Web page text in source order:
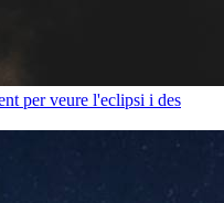
per veure l'eclipsi i des